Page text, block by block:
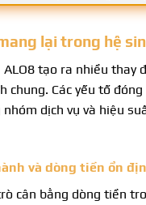
lại trong hệ
ALO8 tạo ra nhiều thay
chung. Các yếu tố
dịch vụ và hiệu
và dòng tiền ổn
cân bằng dòng tiền